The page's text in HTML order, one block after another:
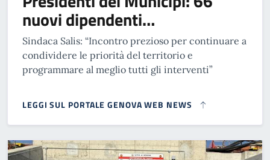
nuovi dipendenti…
Sindaca Salis: “Incontro prezioso per continuare a
condividere le priorità del territorio e
programmare al meglio tutti gli interventi”
LEGGI SUL PORTALE GENOVA WEB NEWS